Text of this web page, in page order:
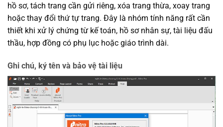
hồ sơ, tách trang cần gửi riêng, xóa trang thừa, xoay trang
hoặc thay đổi thứ tự trang. Đây là nhóm tính năng rất cần
thiết khi xử lý chứng từ kế toán, hồ sơ nhân sự, tài liệu đấu
thầu, hợp đồng có phụ lục hoặc giáo trình dài.
Ghi chú, ký tên và bảo vệ tài liệu